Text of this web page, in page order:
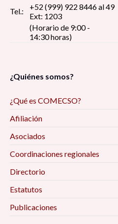
Tel.:
+52 (999) 922 8446 al 49
Ext: 1203
(Horario de 9:00 -
14:30 horas)
¿Quiénes somos?
¿Qué es COMECSO?
Afiliación
Asociados
Coordinaciones regionales
Directorio
Estatutos
Publicaciones